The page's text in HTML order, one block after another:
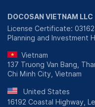
DOCOSAN VIETNAM LLC
License Certificate:
Planning and Investment
Vietnam
137 Truong Van Bang,
Chi Minh City, Vietnam
United States
16192 Coastal Highway,